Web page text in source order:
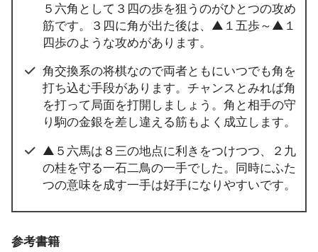
５六角として３四の歩を狙うのがひとつの攻め
筋です。３四に角が出た後は、▲１五歩～▲１
四歩のような攻めがあります。
角交換系の将棋なので両者ともにいつでも角を
打ち込む手段があります。チャンスとみれば角
を打って局面を打開しましょう。角と相手の守
り駒の金銀を差し違える筋もよく成立します。
▲５六馬は８三の地点に利きをつけつつ、２九
の桂を守る一石二鳥の一手でした。同時にふた
つの意味を成す一手は好手になりやすいです。
参考書籍